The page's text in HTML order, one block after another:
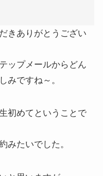
きありがとうござい
ップメールからどん
みですね～。
初めてということで
みたいでした。